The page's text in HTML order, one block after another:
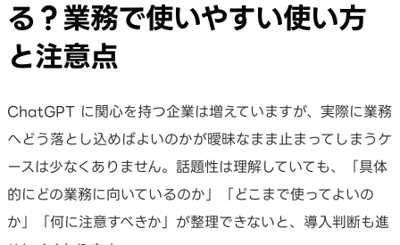
る？業務で使いやすい使い方
と注意点
ChatGPT に関心を持つ企業は増えていますが、実際に業務
へどう落とし込めばよいのかが曖昧なまま止まってしまうケ
ースは少なくありません。話題性は理解していても、「具体
的にどの業務に向いているのか」「どこまで使ってよいの
か」「何に注意すべきか」が整理できないと、導入判断も進